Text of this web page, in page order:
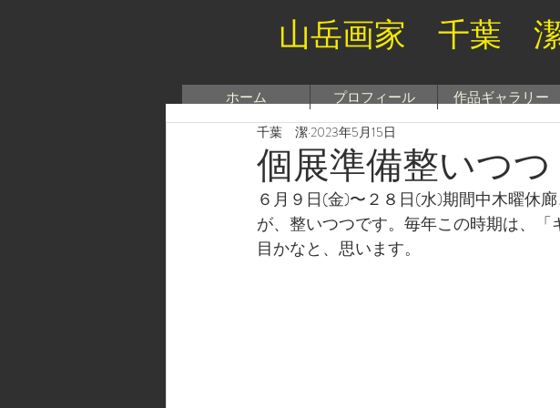
山岳画家 千葉
ホーム プロフィール 作品ギャラリー
個展準備整いつつ
千葉 潔 2023年5月15日
６月９日(金)〜２８日(水)期間中木曜休
が、整いつつです。毎年この時期は、
目かなと、思います。